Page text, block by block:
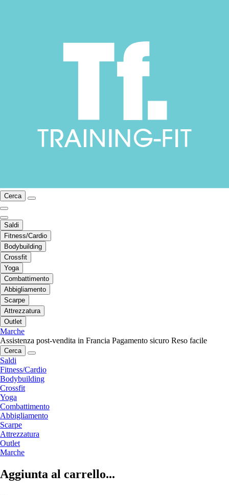
Cerca
Saldi
Fitness/Cardio
Bodybuilding
Crossfit
Yoga
Combattimento
Abbigliamento
Scarpe
Attrezzatura
Outlet
Marche
Assistenza post-vendita in Francia Pagamento sicuro Reso facile
Cerca
Saldi
Fitness/Cardio
Bodybuilding
Crossfit
Yoga
Combattimento
Abbigliamento
Scarpe
Attrezzatura
Outlet
Marche
Aggiunta al carrello...